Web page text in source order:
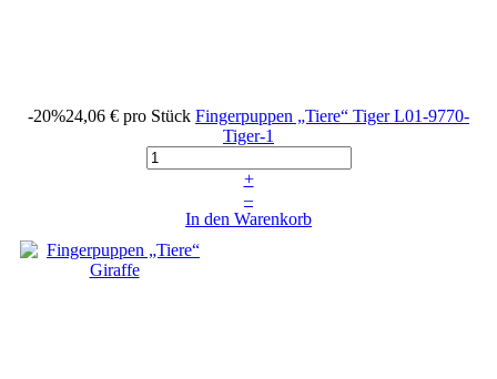
-20%24,06 € pro Stück Fingerpuppen „Tiere“ TigerL01-9770-
Tiger-1
+
–
In den Warenkorb